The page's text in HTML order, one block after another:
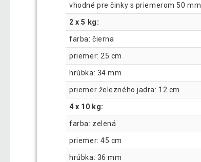
vhodné pre činky s priemerom 50 mm
2 x 5 kg:
farba: čierna
priemer: 25 cm
hrúbka: 34 mm
priemer železného jadra: 12 cm
4 x 10 kg:
farba: zelená
priemer: 45 cm
hrúbka: 36 mm